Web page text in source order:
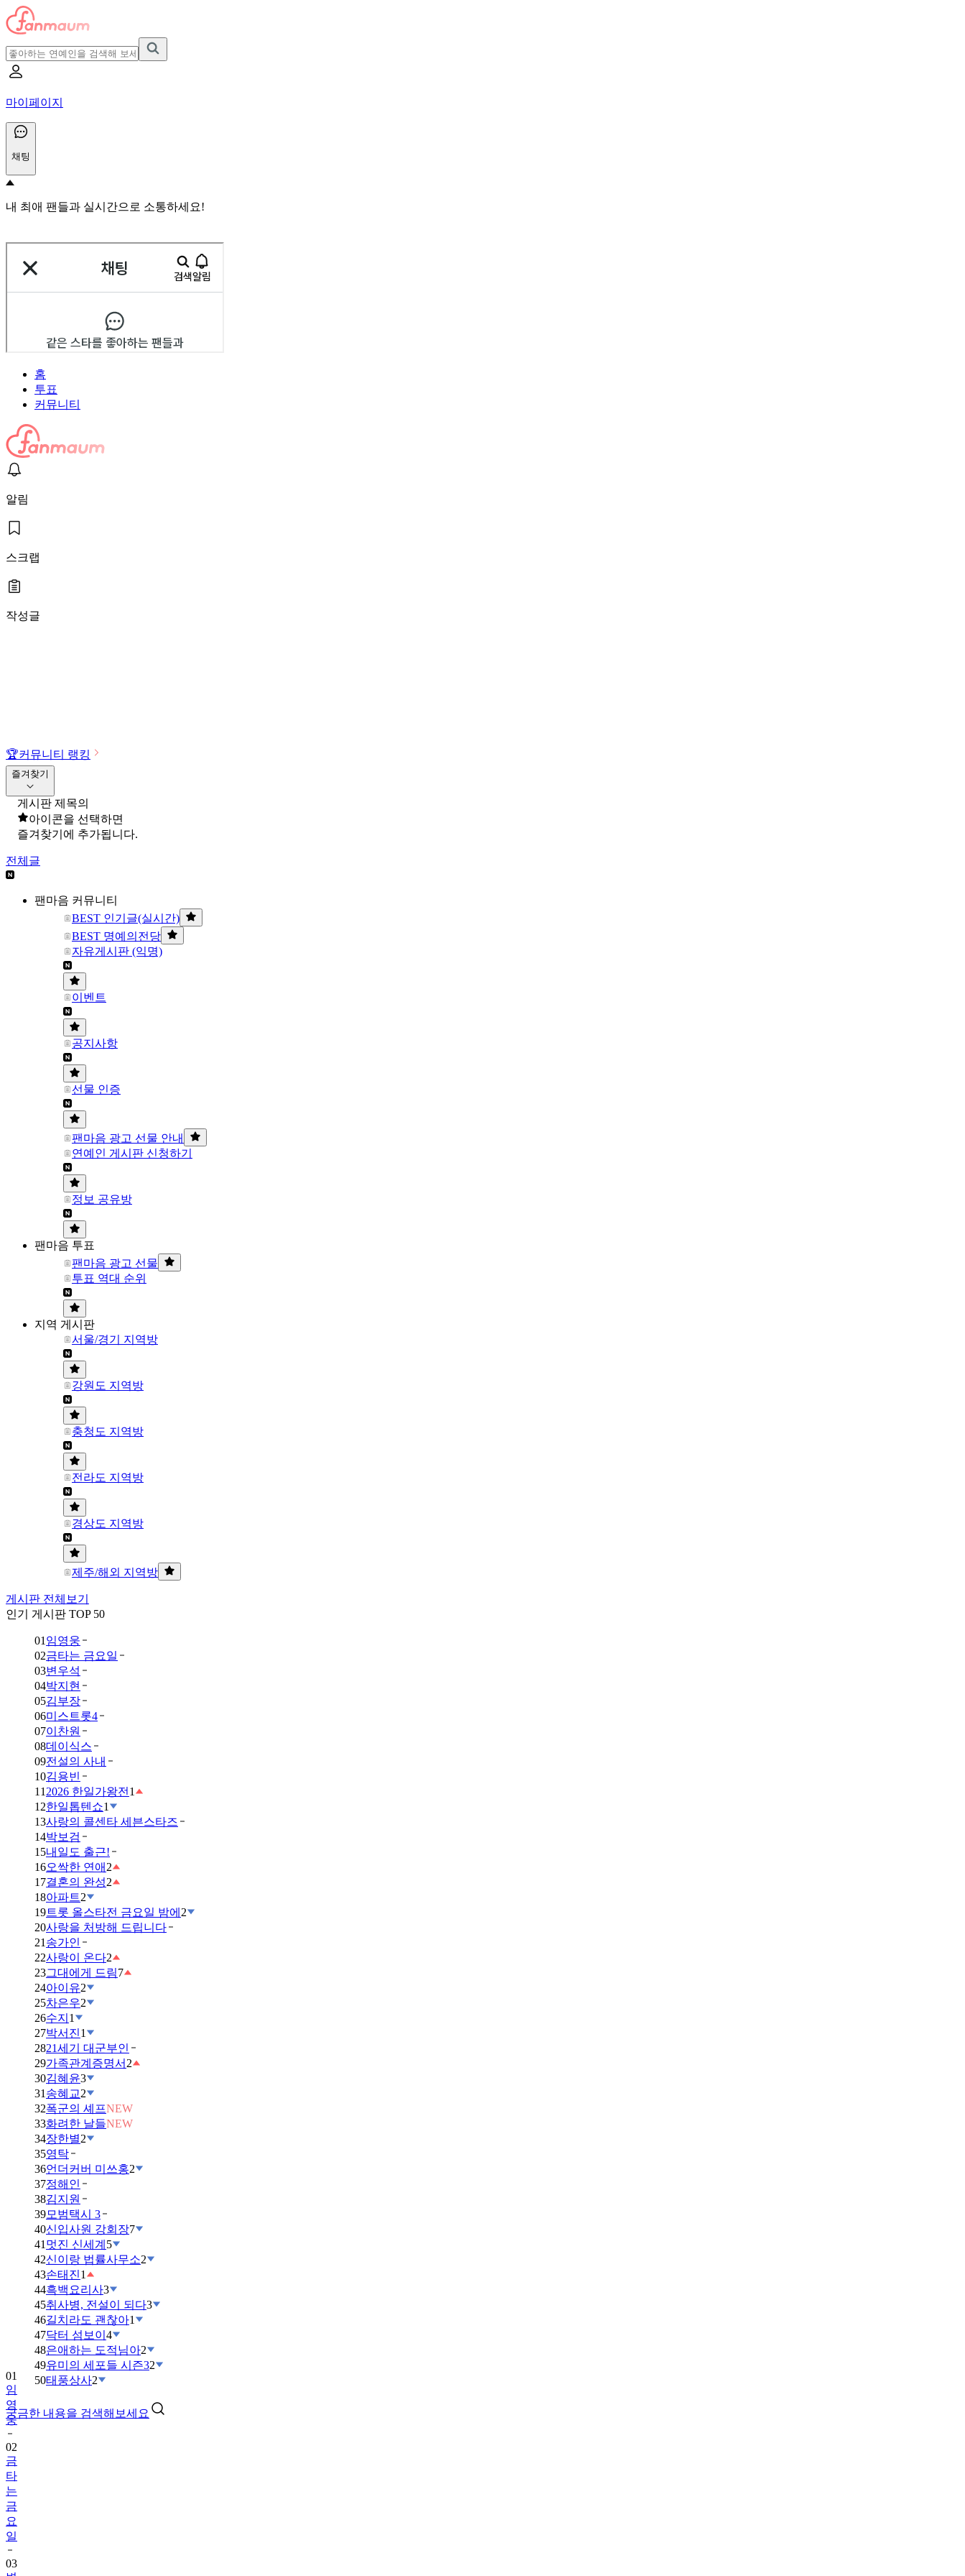
마이페이지
채팅
내 최애 팬들과 실시간으로 소통하세요!
홈
투표
커뮤니티
알림
스크랩
작성글
🏆커뮤니티 랭킹
즐겨찾기
게시판 제목의
아이콘을 선택하면
즐겨찾기에 추가됩니다.
전체글
팬마음 커뮤니티
BEST 인기글(실시간)
BEST 명예의전당
자유게시판 (익명)
이벤트
공지사항
선물 인증
팬마음 광고 선물 안내
연예인 게시판 신청하기
정보 공유방
팬마음 투표
팬마음 광고 선물
투표 역대 순위
지역 게시판
서울/경기 지역방
강원도 지역방
충청도 지역방
전라도 지역방
경상도 지역방
제주/해외 지역방
게시판 전체보기
인기 게시판 TOP 50
01 임영웅
02금타는 금요일
03변우석
04박지현
05김부장
06미스트롯4
07이찬원
08데이식스
09전설의 사내
10김용빈
11 2026 한일가왕전 1
12한일톱텐쇼1
13사랑의 콜센타 세븐스타즈
14박보검
15내일도 출근!
16오싹한 연애 2
17결혼의 완성2
18아파트2
19트롯 올스타전 금요일 밤에 2
20사랑을 처방해 드립니다
21 송가인
22사랑이 온다2
23그대에게 드림7
24아이유2
25차은우2
26수지 1
27박서진1
2821세기 대군부인
29가족관계증명서 2
30김혜윤3
31 송혜교2
32폭군의 셰프NEW
33화려한 날들NEW
34장한별2
35영탁
36언더커버 미쓰홍2
37정해인
38김지원
39모범택시 3
40신입사원 강회장7
41 멋진 신세계 5
42신이랑 법률사무소2
43손태진1
44흑백요리사3
45취사병, 전설이 되다3
46길치라도 괜찮아1
47닥터 섬보이 4
48은애하는 도적님아2
49유미의 세포들 시즌32
50태풍상사2
궁금한 내용을 검색해보세요
01
임
영
웅
02
금
타
는
금
요
일
03